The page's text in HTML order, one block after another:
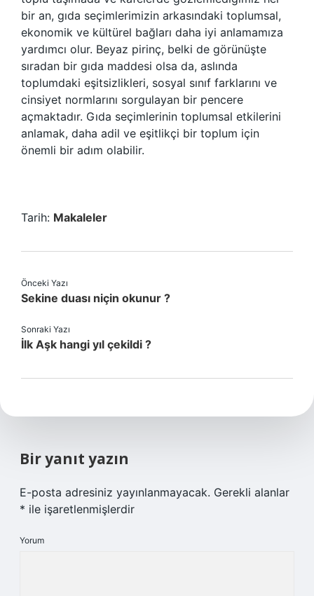
bir an, gıda seçimlerimizin arkasındaki toplumsal,
ekonomik ve kültürel bağları daha iyi anlamamıza
yardımcı olur. Beyaz pirinç, belki de görünüşte
sıradan bir gıda maddesi olsa da, aslında
toplumdaki eşitsizlikleri, sosyal sınıf farklarını ve
cinsiyet normlarını sorgulayan bir pencere
açmaktadır. Gıda seçimlerinin toplumsal etkilerini
anlamak, daha adil ve eşitlikçi bir toplum için
önemli bir adım olabilir.
Tarih: Makaleler
Önceki Yazı
Sekine duası niçin okunur ?
Sonraki Yazı
İlk Aşk hangi yıl çekildi ?
Bir yanıt yazın
E-posta adresiniz yayınlanmayacak. Gerekli alanlar
* ile işaretlenmişlerdir
Yorum